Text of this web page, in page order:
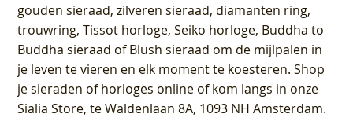
gouden sieraad, zilveren sieraad, diamanten ring,
trouwring, Tissot horloge, Seiko horloge, Buddha to
Buddha sieraad of Blush sieraad om de mijlpalen in
je leven te vieren en elk moment te koesteren. Shop
je sieraden of horloges online of kom langs in onze
Sialia Store, te Waldenlaan 8A, 1093 NH Amsterdam.